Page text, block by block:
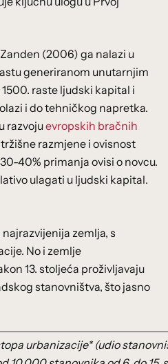
(2006) ga nalazi u
generiranom unutarnjim
raste ljudski kapital i
i do tehničkog napretka.
razvojuevropskih bračnih
razmjene i ovisnost
40% primanja ovisi o novcu.
ulagati u ljudski kapital.
zemlja, s
No i zemlje
13. stoljeća proživljavaju
stanovništva, što jasno
urbanizacije* (udio